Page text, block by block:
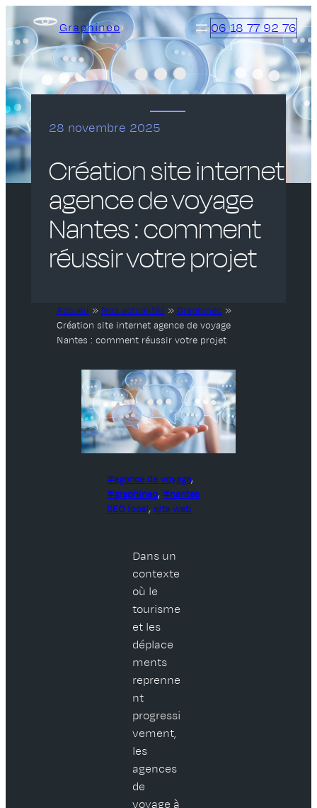
au
contenu
Graphineo 06 18 77 92 76
28 novembre 2025
Création site internet
agence de voyage
Nantes : comment
réussir votre projet
Accueil » Nos actualités » Graphineo »
Création site internet agence de voyage
Nantes : comment réussir votre projet
agence de voyage
graphineo,
nantes
SEO local, site web
Dans un
contexte
où le
tourisme
et les
déplace
ments
reprenne
nt
progressi
vement,
les
agences
de
voyage à